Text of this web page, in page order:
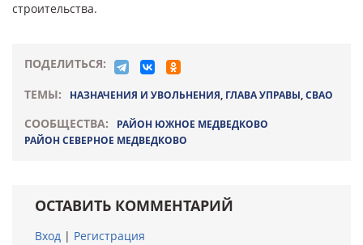
строительства.
ПОДЕЛИТЬСЯ:
ТЕМЫ:
НАЗНАЧЕНИЯ И УВОЛЬНЕНИЯ, ГЛАВА УПРАВЫ,СВАО
СООБЩЕСТВА:
РАЙОН ЮЖНОЕ МЕДВЕДКОВО
РАЙОН СЕВЕРНОЕ МЕДВЕДКОВО
ОСТАВИТЬ КОММЕНТАРИЙ
Вход | Регистрация